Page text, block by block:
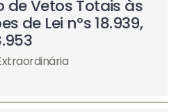
de Vetos Totais às
de Lei nºs 18.939,